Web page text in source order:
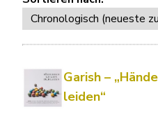
Garish –
leiden“